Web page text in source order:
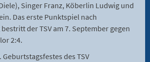
Singer Franz, Köberlin Ludwig und
Das erste Punktspiel nach
der TSV am 7. September gegen
2:4.
des TSV